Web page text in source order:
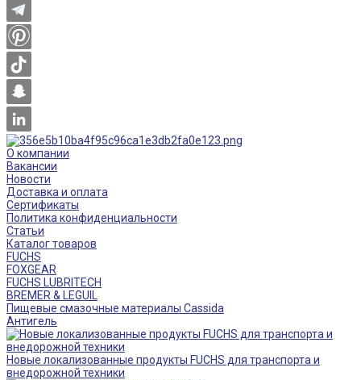
О компании
Вакансии
Новости
Доставка и оплата
Сертификаты
Политика конфиденциальности
Статьи
Каталог товаров
FUCHS
FOXGEAR
FUCHS LUBRITECH
BREMER & LEGUIL
Пищевые смазочные материалы Cassida
Антигель
Новые локализованные продукты FUCHS для транспорта и
внедорожной техники